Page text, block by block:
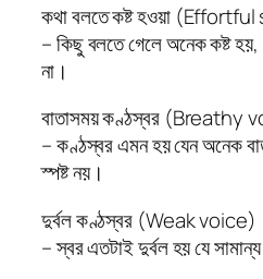
কথা বলতে কষ্ট হওয়া
– কিছু বলতে গেলে অনেক কষ্ট
না।
বাতাসময় কণ্ঠস্বর (Breathy
– কণ্ঠস্বর এমন হয় যেন অনেক
স্পষ্ট নয়।
দুর্বল কণ্ঠস্বর (Weak voice)
– স্বর এতটাই দুর্বল হয় যে